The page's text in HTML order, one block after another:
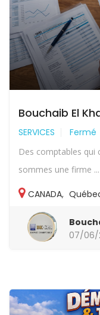
Bouchaib El
SERVICES Fermé
Des comptables qui
sommes une firme ...
CANADA,
07/06/